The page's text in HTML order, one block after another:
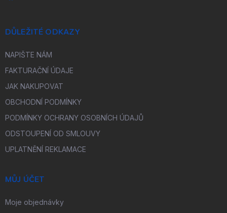
DŮLEŽITÉ ODKAZY
NAPIŠTE NÁM
FAKTURAČNÍ ÚDAJE
JAK NAKUPOVAT
OBCHODNÍ PODMÍNKY
PODMÍNKY OCHRANY OSOBNÍCH ÚDAJŮ
ODSTOUPENÍ OD SMLOUVY
UPLATNĚNÍ REKLAMACE
MŮJ ÚČET
Moje objednávky